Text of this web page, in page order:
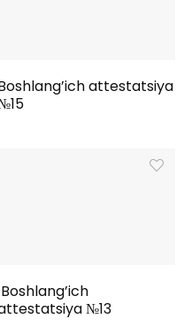
attestatsiya
Boshlang’ich
№13